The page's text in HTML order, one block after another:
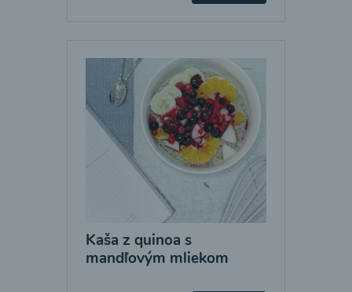
Kaša z quinoa s
mandľovým mliekom